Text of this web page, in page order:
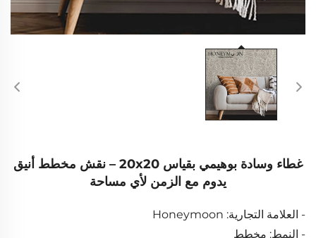
غطاء وسادة بوهيمي بقياس 20x20 – نقش مخطط أنيق
يدوم مع الزمن لأي مساحة
- العلامة التجارية: Honeymoon
- النمط: مخطط